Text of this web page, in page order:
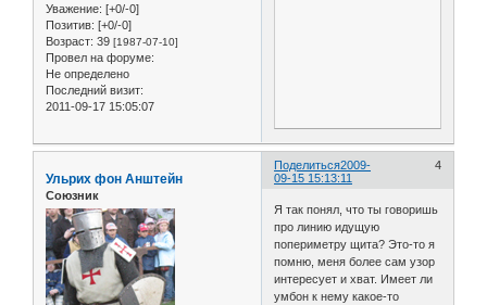
Уважение: [+0/-0]
Позитив: [+0/-0]
Возраст: 39 [1987-07-10]
Провел на форуме:
Не определено
Последний визит:
2011-09-17 15:05:07
Поделиться 4
2009-
09-15 15:13:11
Ульрих фон Анштейн
Союзник
Я так понял, что ты говоришь
про линию идущую
попериметру щита? Это-то я
помню, меня более сам узор
интересует и хват. Имеет ли
умбон к нему какое-то